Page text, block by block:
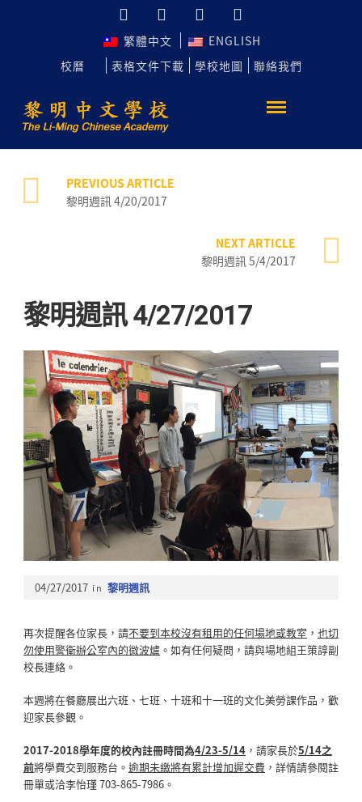
繁體中文
ENGLISH
校曆
表格文件下載 學校地圖 聯絡我們
PREVIOUS ARTICLE
黎明週訊 4/20/2017
NEXT ARTICLE
黎明週訊 5/4/2017
黎明週訊 4/27/2017
04/27/2017 in 黎明週訊
再次提醒各位家長，請不要到本校沒有租用的任何場地或教室 ， 也切
勿使用警衛辦公室內的微波爐。如有任何疑問，請與場地組王策諄副
校長連絡。
本週將在餐廳展出六班、七班、十班和十一班的文化美勞課作品，歡
迎家長參觀。
2017-2018學年度的校內註冊時間為4/23-5/14，請家長於5/14之
前將學費交到服務台。 逾期未繳將有累計增加遲交費 ，詳情請參閱註
冊單或洽李怡瑾 703-865-7986。